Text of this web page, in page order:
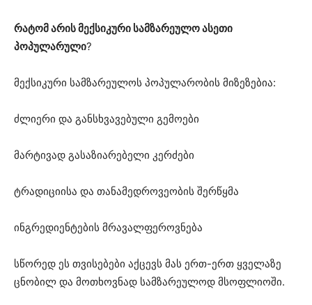
რატომ არის მექსიკური სამზარეულო ასეთი
პოპულარული?
მექსიკური სამზარეულოს პოპულარობის მიზეზებია:
ძლიერი და განსხვავებული გემოები
მარტივად გასაზიარებელი კერძები
ტრადიციისა და თანამედროვეობის შერწყმა
ინგრედიენტების მრავალფეროვნება
სწორედ ეს თვისებები აქცევს მას ერთ-ერთ ყველაზე
ცნობილ და მოთხოვნად სამზარეულოდ მსოფლიოში.